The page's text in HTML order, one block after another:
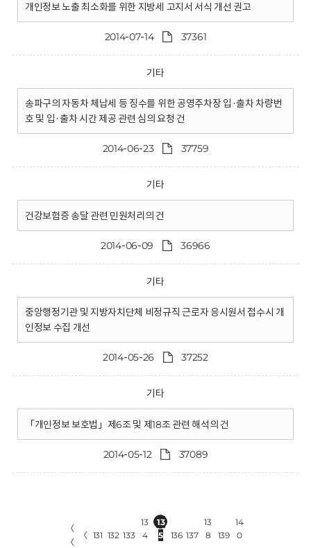
개인정보 노출 최소화를 위한 지방세 고지서 서식 개선 권고
2014-07-14 37361
기타
송파구의 자동차 체납세 등 징수를 위한 공영주차장 입·출차 차량번
호 및 입·출차 시간 제공 관련 심의 요청 건
2014-06-23 37759
기타
건강보험증 송달 관련 민원처리의 건
2014-06-09 36966
기타
중앙행정기관 및 지방자치단체 비정규직 근로자 응시원서 접수시 개
인정보 수집 개선
2014-05-26 37252
기타
「개인정보 보호법」제6조 및 제18조 관련 해석의 건
2014-05-12 37089
〈
〈
〈 131 132 133
13
4
13
5
136 137
13
8
139
14
0